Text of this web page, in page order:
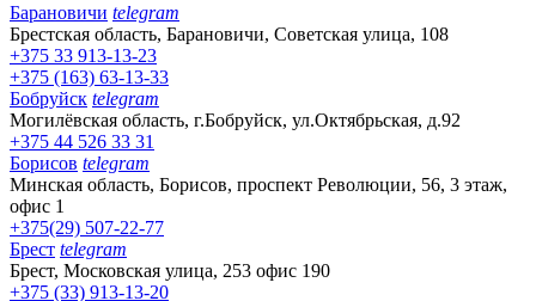
Барановичи telegram
Брестская область, Барановичи, Советская улица, 108
+375 33 913-13-23
+375 (163) 63-13-33
Бобруйск telegram
Могилёвская область, г.Бобруйск, ул.Октябрьская, д.92
+375 44 526 33 31
Борисов telegram
Минская область, Борисов, проспект Революции, 56, 3 этаж,
офис 1
+375(29) 507-22-77
Брест telegram
Брест, Московская улица, 253 офис 190
+375 (33) 913-13-20